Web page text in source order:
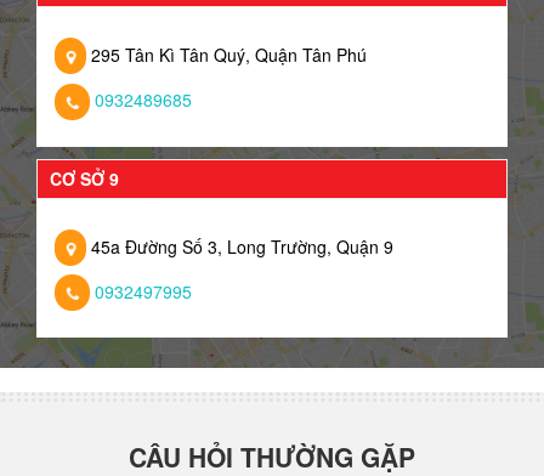
295 Tân Kì Tân Quý, Quận Tân Phú
0932489685
CƠ SỞ 9
45a Đường Số 3, Long Trường, Quận 9
0932497995
CÂU HỎI THƯỜNG GẶP